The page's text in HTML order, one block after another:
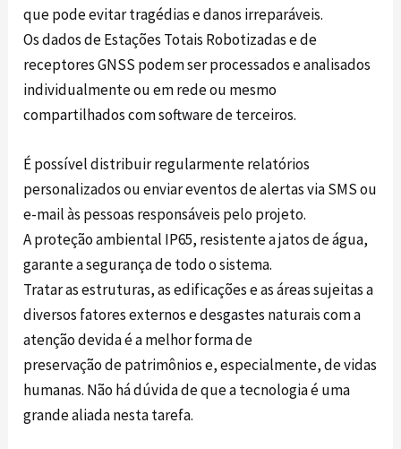
que pode evitar tragédias e danos irreparáveis.
Os dados de Estações Totais Robotizadas e de
receptores GNSS podem ser processados ​​e analisados ​​
individualmente ou em rede ou mesmo
compartilhados com software de terceiros.
É possível distribuir regularmente relatórios
personalizados ou enviar eventos de alertas via SMS ou
e-mail às pessoas responsáveis pelo projeto.
A proteção ambiental IP65, resistente a jatos de água,
garante a segurança de todo o sistema.
Tratar as estruturas, as edificações e as áreas sujeitas a
diversos fatores externos e desgastes naturais com a
atenção devida é a melhor forma de
preservação de patrimônios e, especialmente, de vidas
humanas. Não há dúvida de que a tecnologia é uma
grande aliada nesta tarefa.